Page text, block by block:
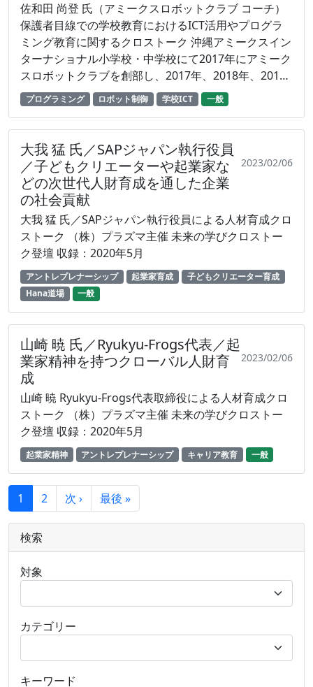
佐和田 尚登 氏（アミークスロボットクラブ コーチ）
保護者目線での学校教育におけるICT活用やプログラ
ミング教育に関するクロストーク 沖縄アミークスイン
ターナショナル小学校・中学校にて2017年にアミーク
スロボットクラブを創部し、2017年、2018年、2019
年WROミドル競技（小学生）全国優勝、2018年WRO
ミドル競技（中学生）全国準優勝、そして、2019年
WROエキスパート競技（小学生）において世界6位の
子どもを育成した指導者。
プログラミング ロボット制御 学校ICT 一般
大我 猛 氏／SAPジャパン執行役員
／子どもクリエーターや起業家な
どの次世代人財育成を通した企業
の社会貢献
2023/02/06
大我 猛 氏／SAPジャパン執行役員による人材育成クロ
ストーク （株）プラズマ主催 未来の学びクロストー
ク登壇 収録：2020年5月
アントレプレナーシップ 起業家育成
子どもクリエーター育成
Hana道場
一般
山崎 暁 氏／Ryukyu-Frogs代表／起
業家精神を持つクローバル人財育
成
2023/02/06
山崎 暁 Ryukyu-Frogs代表取締役による人材育成クロ
ストーク （株）プラズマ主催 未来の学びクロストー
ク登壇 収録：2020年5月
起業家精神 アントレプレナーシップ キャリア教育 一般
1 2 次 › 最後 »
検索
対象
カテゴリー
キーワード